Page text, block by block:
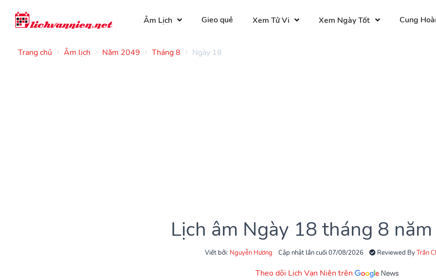
Âm Lịch Gieo quẻ Xem Tử Vi Xem Ngày Tốt Cung
Trang chủ Âm lịch Năm 2049 Tháng 8 Ngày 18
Lịch âm Ngày 18 tháng 8
Viết bởi: Nguyễn Hương Cập nhật lần cuối 07/08/2026 Reviewed ByTrần
Theo dõi Lịch Vạn Niên trên